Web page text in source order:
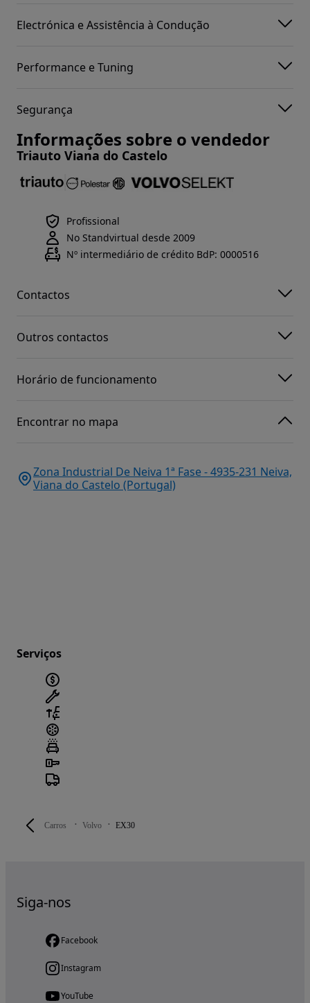
Carros Volvo EX30
Electrónica e Assistência à Condução
Performance e Tuning
Segurança
Informações sobre o vendedor
Triauto Viana do Castelo
Profissional
No Standvirtual desde 2009
Nº intermediário de crédito BdP: 0000516
Contactos
Outros contactos
Horário de funcionamento
Encontrar no mapa
Zona Industrial De Neiva 1ª Fase - 4935-231 Neiva,
Viana do Castelo (Portugal)
Serviços
Siga-nos
Facebook
Instagram
YouTube